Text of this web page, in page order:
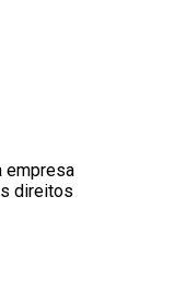
empresa
direitos